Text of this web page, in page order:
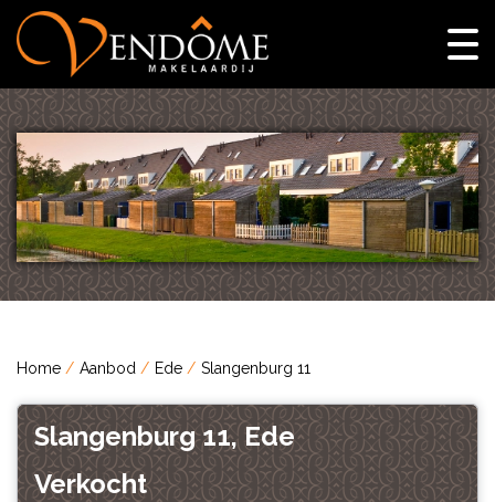
Home Aanbod Ede Slangenburg 11
Slangenburg 11, Ede
Verkocht